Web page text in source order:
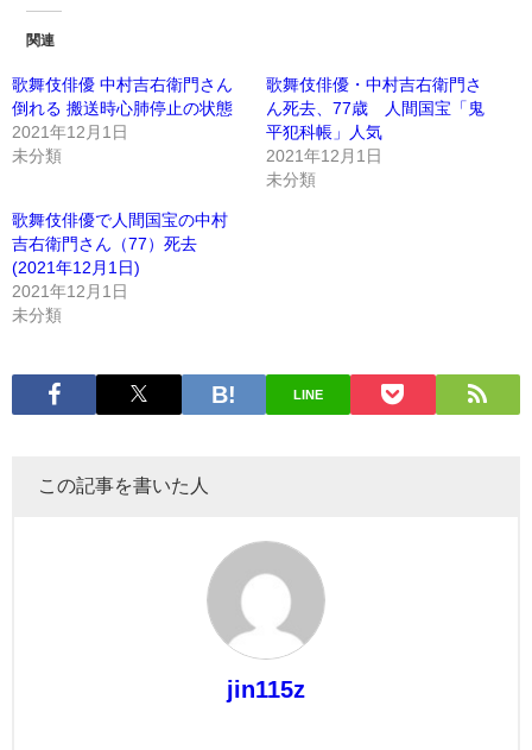
関連
歌舞伎俳優 中村吉右衛門さん
倒れる 搬送時心肺停止の状態
2021年12月1日
未分類
歌舞伎俳優・中村吉右衛門さ
ん死去、77歳 人間国宝「鬼
平犯科帳」人気
2021年12月1日
未分類
歌舞伎俳優で人間国宝の中村
吉右衛門さん（77）死去
(2021年12月1日)
2021年12月1日
未分類
LINE
この記事を書いた人
jin115z